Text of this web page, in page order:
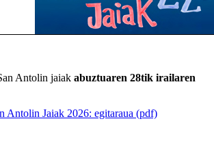
Antolin jaiak abuztuaren 28tik irailaren
Antolin Jaiak 2026: egitaraua (pdf)